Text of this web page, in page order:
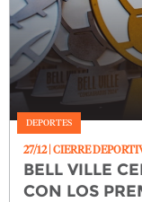
DEPORTES
27/12| CIERRE
BELL VILLE
CON LOS